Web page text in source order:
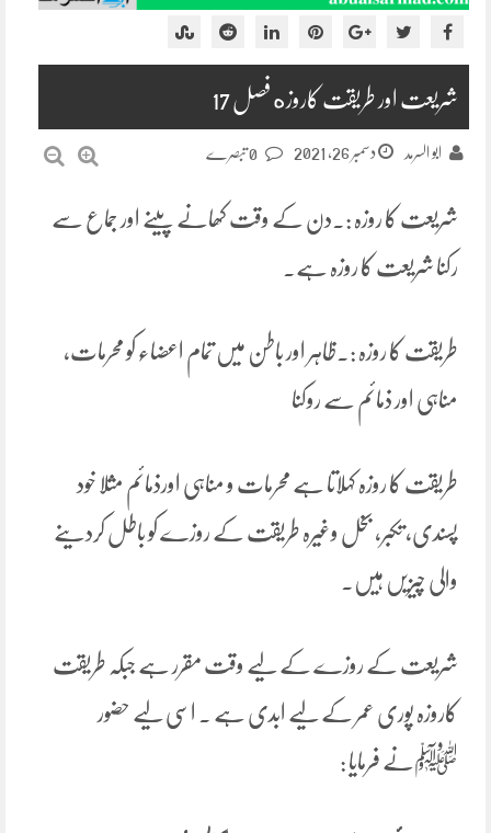
شریعت اور طریقت کاروزه فصل 17
ابو السرمد دسمبر 26, 2021
شریعت کا روزہ :۔دن کے وقت کھانے پینے اور جماع سے
رکنا شریعت کا روزہ ہے۔
طریقت کا روزہ :۔ظاہر اور باطن میں تمام اعضاء کو محرمات،
مناہی اور ذمائم سے روکنا
طریقت کا روزہ کہلاتا ہے محرمات و مناہی اورذمائم مثلا خود
پسندی، تکبر، بخل وغیرہ طریقت کے روزے کو باطل کردینے
والی چیزیں ہیں۔
شریعت کے روزے کے لیے وقت مقرر ہے جبکہ طریقت
کاروزہ پوری عمر کے لیے ابدی ہے ۔ اسی لیے حضور
ﷺنے فرمایا :